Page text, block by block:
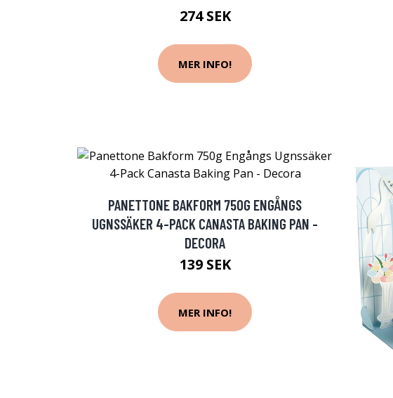
274 SEK
MER INFO!
PANETTONE BAKFORM 750G ENGÅNGS
UGNSSÄKER 4-PACK CANASTA BAKING PAN -
DECORA
139 SEK
MER INFO!